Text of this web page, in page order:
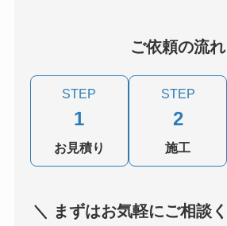
ご依頼の流れ
STEP
1
お見積り
STEP
2
施工
＼ まずはお気軽にご相談